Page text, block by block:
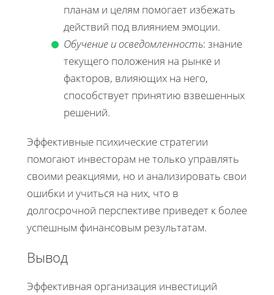
планам и целям помогает избежать
действий под влиянием эмоции.
Обучение и осведомленность: знание
текущего положения на рынке и
факторов, влияющих на него,
способствует принятию взвешенных
решений.
Эффективные психические стратегии
помогают инвесторам не только управлять
своими реакциями, но и анализировать свои
ошибки и учиться на них, что в
долгосрочной перспективе приведет к более
успешным финансовым результатам.
Вывод
Эффективная организация инвестиций